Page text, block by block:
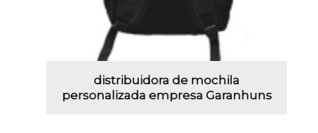
distribuidora de mochila
personalizada empresa Garanhuns